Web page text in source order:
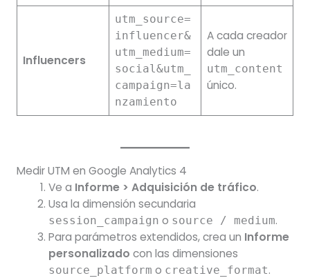
Influencers
utm_source=
influencer&
utm_medium=
social&utm_
campaign=la
nzamiento
A cada creador
dale un
utm_content
único.
Medir UTM en Google Analytics 4
Ve a Informe > Adquisición de tráfico.
Usa la dimensión secundaria
session_campaign o source / medium.
Para parámetros extendidos, crea un Informe
personalizado con las dimensiones
source_platform o creative_format.